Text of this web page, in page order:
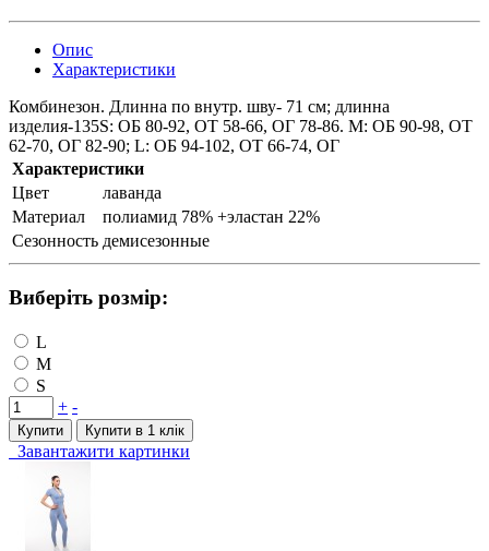
Опис
Характеристики
Комбинезон. Длинна по внутр. шву- 71 см; длинна
изделия-135S: ОБ 80-92, ОТ 58-66, ОГ 78-86. M: ОБ 90-98, ОТ
62-70, ОГ 82-90; L: ОБ 94-102, ОТ 66-74, ОГ
Характеристики
Цвет
лаванда
Материал
полиамид 78% +эластан 22%
Сезонность демисезонные
Виберіть розмір:
L
M
S
+ -
Купити Купити в 1 клiк
Завантажити картинки